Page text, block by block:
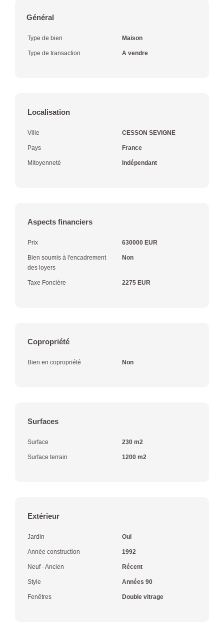
Général
Type de bien Maison
Type de transaction A vendre
Localisation
Ville CESSON SEVIGNE
Pays France
Mitoyenneté Indépendant
Aspects financiers
Prix 630000 EUR
Bien soumis à l'encadrement
des loyers
Non
Taxe Foncière 2275 EUR
Copropriété
Bien en copropriété Non
Surfaces
Surface 230 m2
Surface terrain 1200 m2
Extérieur
Jardin Oui
Année construction 1992
Neuf - Ancien Récent
Style Années 90
Fenêtres Double vitrage